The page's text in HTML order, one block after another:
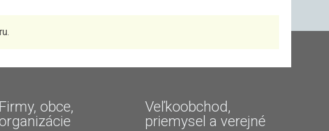
Firmy, obce,
Veľkoobchod,
priemysel a verejné